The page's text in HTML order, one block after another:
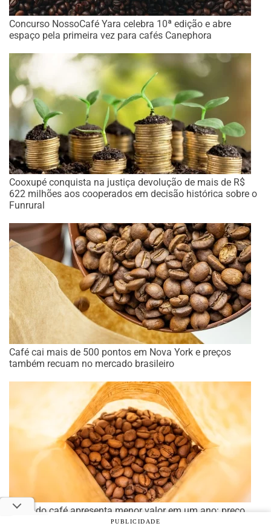
Concurso NossoCafé Yara celebra 10ª edição e abre
espaço pela primeira vez para cafés Canephora
Cooxupé conquista na justiça devolução de mais de R$
622 milhões aos cooperados em decisão histórica sobre o
Funrural
Café cai mais de 500 pontos em Nova York e preços
também recuam no mercado brasileiro
Preço do café apresenta menor valor em um ano: preço
médio diminuiu 21,2% em relação ao ano passado
PUBLICIDADE